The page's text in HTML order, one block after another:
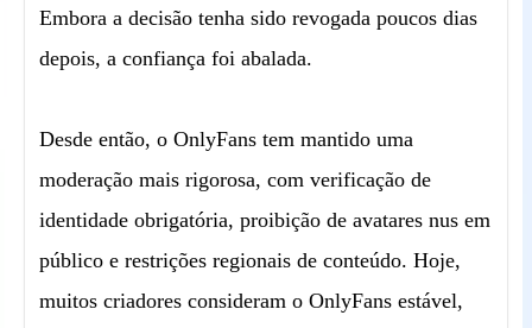
Embora a decisão tenha sido revogada poucos dias
depois, a confiança foi abalada.
Desde então, o OnlyFans tem mantido uma
moderação mais rigorosa, com verificação de
identidade obrigatória, proibição de avatares nus em
público e restrições regionais de conteúdo. Hoje,
muitos criadores consideram o OnlyFans estável,